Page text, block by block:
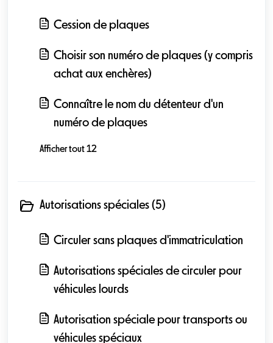
Cession de plaques
Choisir son numéro de plaques (y compris
achat aux enchères)
Connaître le nom du détenteur d'un
numéro de plaques
Afficher tout 12
Autorisations spéciales (5)
Circuler sans plaques d'immatriculation
Autorisations spéciales de circuler pour
véhicules lourds
Autorisation spéciale pour transports ou
véhicules spéciaux